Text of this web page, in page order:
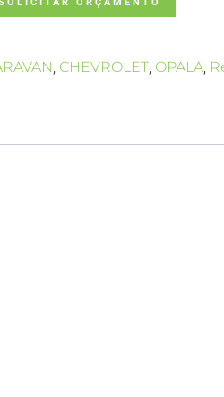
, CHEVROLET, OPALA,